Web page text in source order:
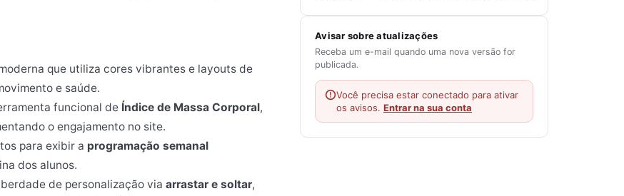
que utiliza cores vibrantes e layouts de
e saúde.
funcional de Índice de Massa Corporal,
o engajamento no site.
para exibir a programação semanal
dos alunos.
de personalização via arrastar e soltar,
Avisar sobre atualizações
Receba um e-mail quando uma nova versão for
publicada.
Você precisa estar conectado para ativar
os avisos. Entrar na sua conta